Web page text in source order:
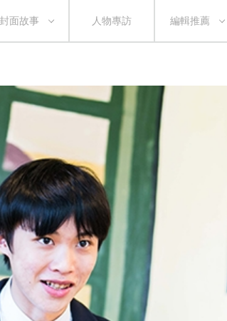
封面故事 人物專訪 編輯推薦